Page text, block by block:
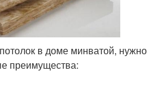
в доме минватой, нужно
преимущества: